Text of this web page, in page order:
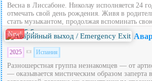
Весна в Лиссабоне. Николау исполняется 24
отмечать свой день рождения. Живя в
стать музыкантом, продолжая вспоминать
New! 5.5
2025 Испания
Разношерстная группа незнакомцев — от
— оказывается мистическим образом заперта